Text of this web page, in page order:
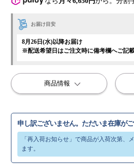
お届け目安
8月26日(水)以降お届け
※配送希望日はご注文時に備考欄へご記載
商品情報
申し訳ございません。ただいま在庫がご